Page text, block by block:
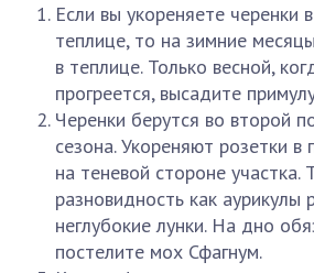
Если вы укореняете черенки
теплице, то на зимние
в теплице. Только весной,
прогреется, высадите
Черенки берутся во второй
сезона. Укореняют розетки
на теневой стороне участка.
разновидность как
неглубокие лунки. На дно
постелите мох Сфагнум.